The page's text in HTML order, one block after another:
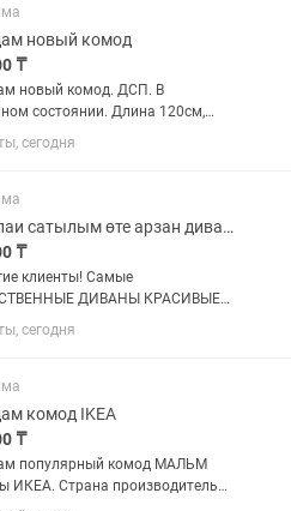
Имеются 3 выдвижные
+ отдельная полка для...
новый комод
₸
новый комод. ДСП. В
состоянии. Длина 120см,
80см, глубина 46см
сегодня
Жаппаи сатылым өте арзан дивандар хабарласып алып улгеріп қалыңыздар
₸
клиенты! Самые
ДИВАНЫ КРАСИВЫЕ
АККУРАТНЫЕ ДИВАНЫ
Характеристика
-Ткань велюровые, моющие,
сегодня
комод IKEA
₸
популярный комод МАЛЬМ
ИКЕА. Страна производитель
материал ДСП. В отличном